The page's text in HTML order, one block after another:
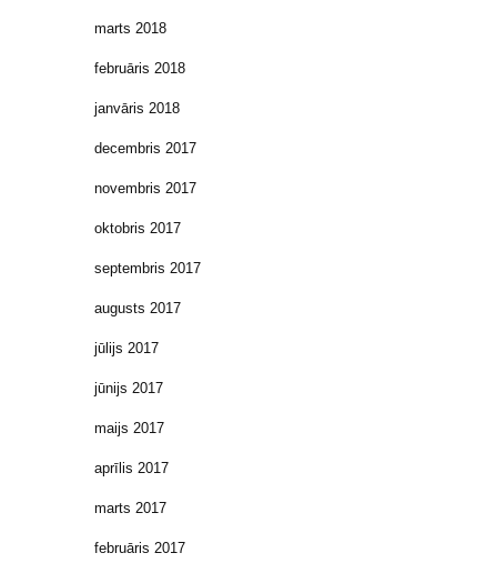
marts 2018
februāris 2018
janvāris 2018
decembris 2017
novembris 2017
oktobris 2017
septembris 2017
augusts 2017
jūlijs 2017
jūnijs 2017
maijs 2017
aprīlis 2017
marts 2017
februāris 2017